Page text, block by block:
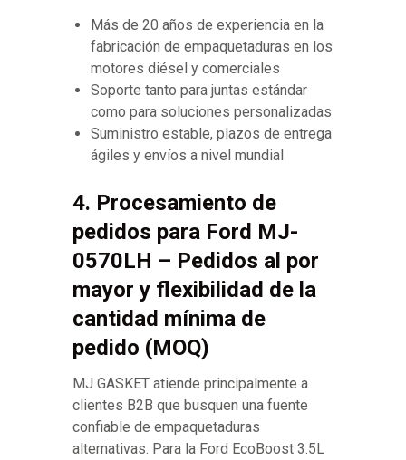
Más de 20 años de experiencia en la
fabricación de empaquetaduras en los
motores diésel y comerciales
Soporte tanto para juntas estándar
como para soluciones personalizadas
Suministro estable, plazos de entrega
ágiles y envíos a nivel mundial
4. Procesamiento de
pedidos para Ford MJ-
0570LH – Pedidos al por
mayor y flexibilidad de la
cantidad mínima de
pedido (MOQ)
MJ GASKET atiende principalmente a
clientes B2B que busquen una fuente
confiable de empaquetaduras
alternativas. Para la Ford EcoBoost 3.5L